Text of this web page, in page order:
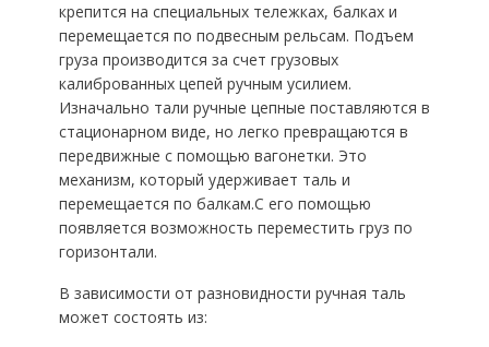
крепится на специальных тележках, балках и
перемещается по подвесным рельсам. Подъем
груза производится за счет грузовых
калиброванных цепей ручным усилием.
Изначально тали ручные цепные поставляются в
стационарном виде, но легко превращаются в
передвижные с помощью вагонетки. Это
механизм, который удерживает таль и
перемещается по балкам.С его помощью
появляется возможность переместить груз по
горизонтали.
В зависимости от разновидности ручная таль
может состоять из: